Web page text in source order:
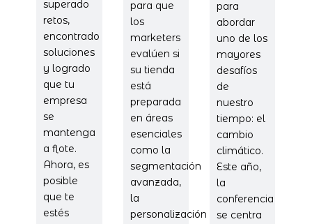
superado
retos,
encontrado
soluciones
y logrado
que tu
empresa
se
mantenga
a flote.
Ahora, es
posible
que te
estés
para que
los
marketers
evalúen si
su tienda
está
preparada
en áreas
esenciales
como la
segmentación
avanzada,
la
personalización
para
abordar
uno de los
mayores
desafíos
de
nuestro
tiempo: el
cambio
climático.
Este año,
la
conferencia
se centra